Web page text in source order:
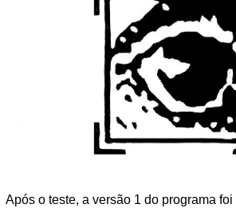
Após o teste, a versão 1 do programa